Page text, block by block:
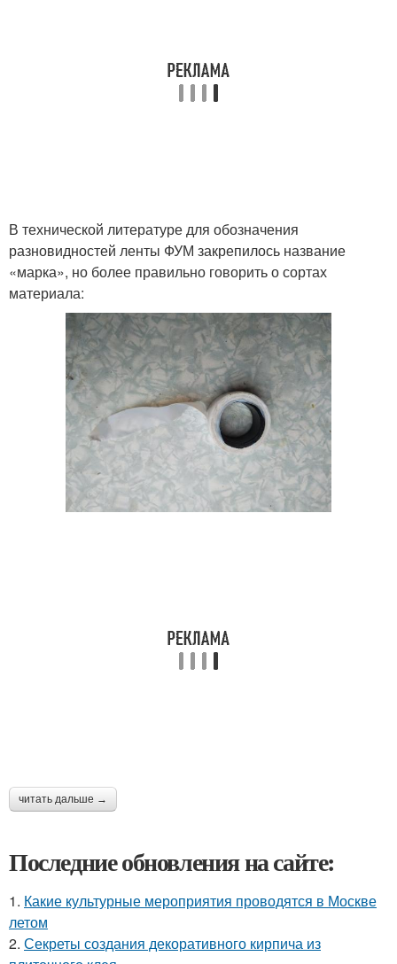
В технической литературе для обозначения
разновидностей ленты ФУМ закрепилось название
«марка», но более правильно говорить о сортах
материала:
читать дальше →
Последние обновления на сайте:
1. Какие культурные мероприятия проводятся в Москве
летом
2. Секреты создания декоративного кирпича из